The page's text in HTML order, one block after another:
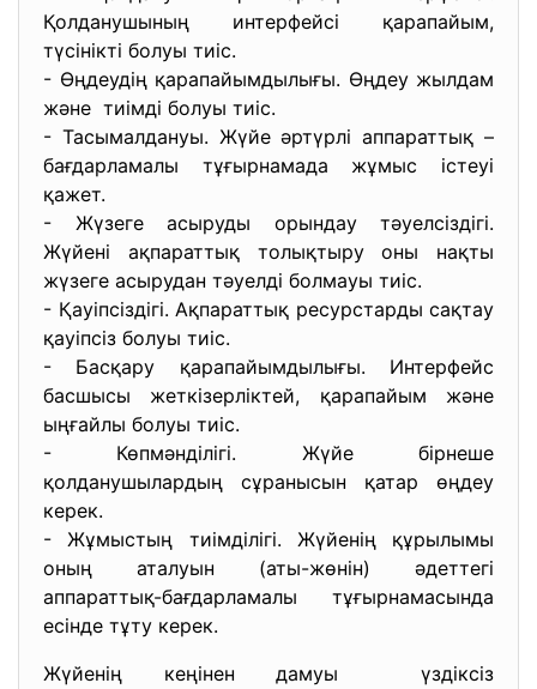
Қолданушының интерфейсі қарапайым,
түсінікті болуы тиіс.
- Өңдеудің қарапайымдылығы. Өңдеу жылдам
және тиімді болуы тиіс.
- Тасымалдануы. Жүйе әртүрлі аппараттық –
бағдарламалы тұғырнамада жұмыс істеуі
қажет.
- Жүзеге асыруды орындау тәуелсіздігі.
Жүйені ақпараттық толықтыру оны нақты
жүзеге асырудан тәуелді болмауы тиіс.
- Қауіпсіздігі. Ақпараттық ресурстарды сақтау
қауіпсіз болуы тиіс.
- Басқару қарапайымдылығы. Интерфейс
басшысы жеткізерліктей, қарапайым және
ыңғайлы болуы тиіс.
- Көпмәнділігі. Жүйе бірнеше
қолданушылардың сұранысын қатар өңдеу
керек.
- Жұмыстың тиімділігі. Жүйенің құрылымы
оның аталуын (аты-жөнін) әдеттегі
аппараттық-бағдарламалы тұғырнамасында
есінде тұту керек.
Жүйенің кеңінен дамуы үздіксіз